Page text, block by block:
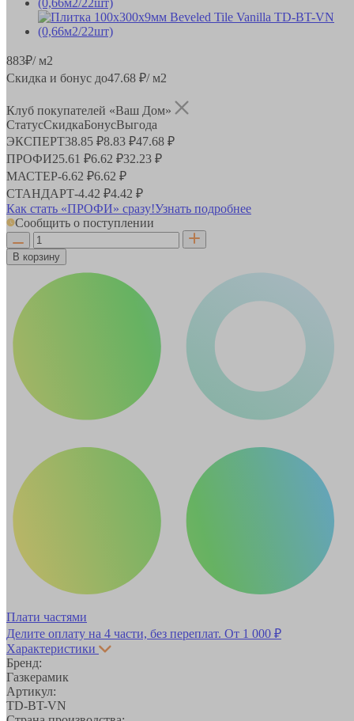
883₽/ м2
Скидка и бонус до47.68 ₽/ м2
Клуб покупателей «Ваш Дом»
СтатусСкидкаБонусВыгода
ЭКСПЕРТ38.85 ₽8.83 ₽47.68 ₽
ПРОФИ25.61 ₽6.62 ₽32.23 ₽
МАСТЕР-6.62 ₽6.62 ₽
СТАНДАРТ-4.42 ₽4.42 ₽
Как стать «ПРОФИ» сразу!Узнать подробнее
Сообщить о поступлении
В корзину
Плати частями
Делите оплату на 4 части, без переплат. От 1 000 ₽
Характеристики
Бренд:
Газкерамик
Артикул:
TD-BT-VN